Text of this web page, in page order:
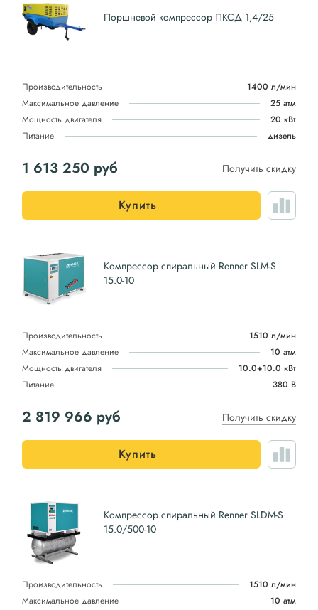
Поршневой компрессор ПКСД 1,4/25
Производительность
1400 л/мин
Максимальное давление
25 атм
Мощность двигателя
20 кВт
Питание
дизель
1 613 250 руб Получить скидку
Купить
Компрессор спиральный Renner SLM-S
15.0-10
Производительность
1510 л/мин
Максимальное давление
10 атм
Мощность двигателя
10.0+10.0 кВт
Питание
380 В
2 819 966 руб Получить скидку
Купить
Компрессор спиральный Renner SLDM-S
15.0/500-10
Производительность
1510 л/мин
Максимальное давление
10 атм